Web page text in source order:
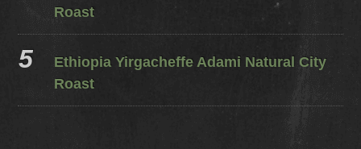
Roast
Ethiopia Yirgacheffe Adami Natural City
Roast